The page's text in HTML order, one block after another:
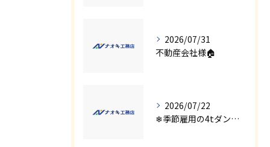
2026/07/31
不動産会社様🏠
2026/07/22
❄季節雇用の4tダンプの運転手募集⛄